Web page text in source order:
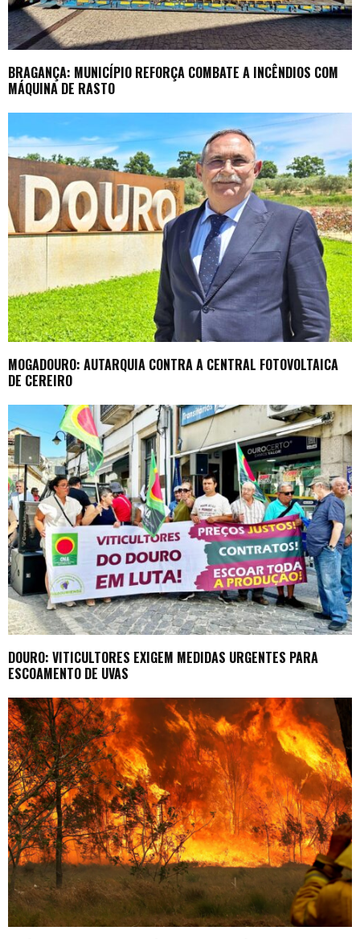
BRAGANÇA: MUNICÍPIO REFORÇA COMBATE A INCÊNDIOS COM
MÁQUINA DE RASTO
MOGADOURO: AUTARQUIA CONTRA A CENTRAL FOTOVOLTAICA
DE CEREIRO
DOURO: VITICULTORES EXIGEM MEDIDAS URGENTES PARA
ESCOAMENTO DE UVAS